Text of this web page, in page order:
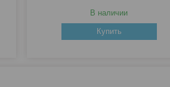
В наличии
Купить